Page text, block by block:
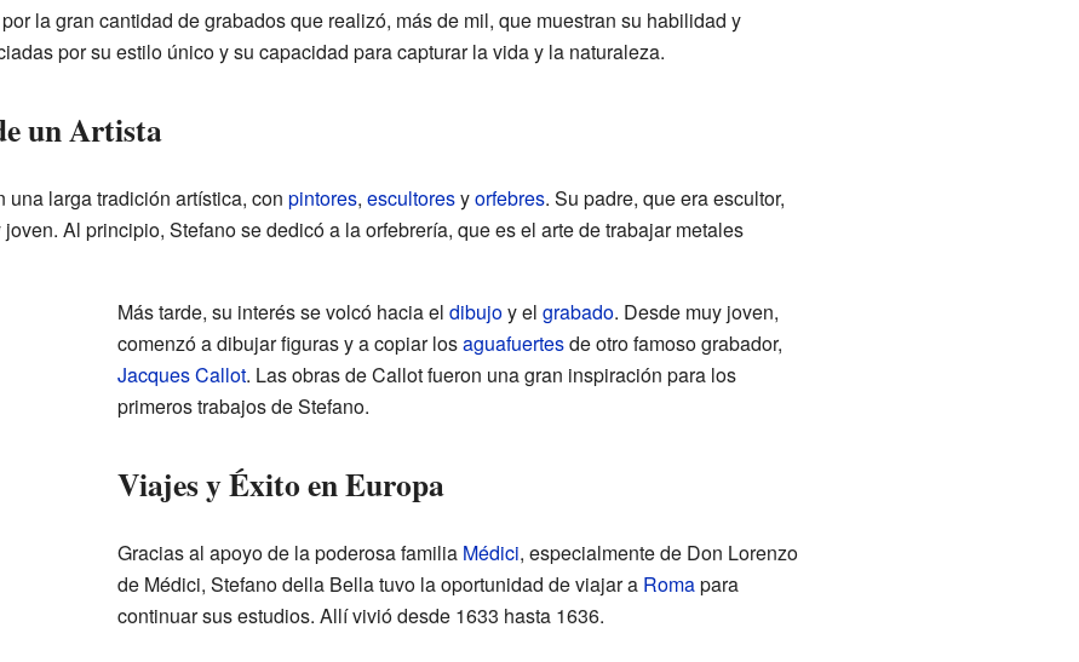
la gran cantidad de grabados que realizó, más de mil, que muestran su habilidad y
por su estilo único y su capacidad para capturar la vida y la naturaleza.
un Artista
larga tradición artística, con pintores, escultoresyorfebres. Su padre, que era escultor,
Al principio, Stefano se dedicó a la orfebrería, que es el arte de trabajar metales
Más tarde, su interés se volcó hacia el dibujoy el grabado. Desde muy joven,
comenzó a dibujar figuras y a copiar losaguafuertesde otro famoso grabador,
Jacques Callot. Las obras de Callot fueron una gran inspiración para los
primeros trabajos de Stefano.
Viajes y Éxito en Europa
Gracias al apoyo de la poderosa familia Médici, especialmente de Don Lorenzo
de Médici, Stefano della Bella tuvo la oportunidad de viajar a Romapara
continuar sus estudios. Allí vivió desde 1633 hasta 1636.